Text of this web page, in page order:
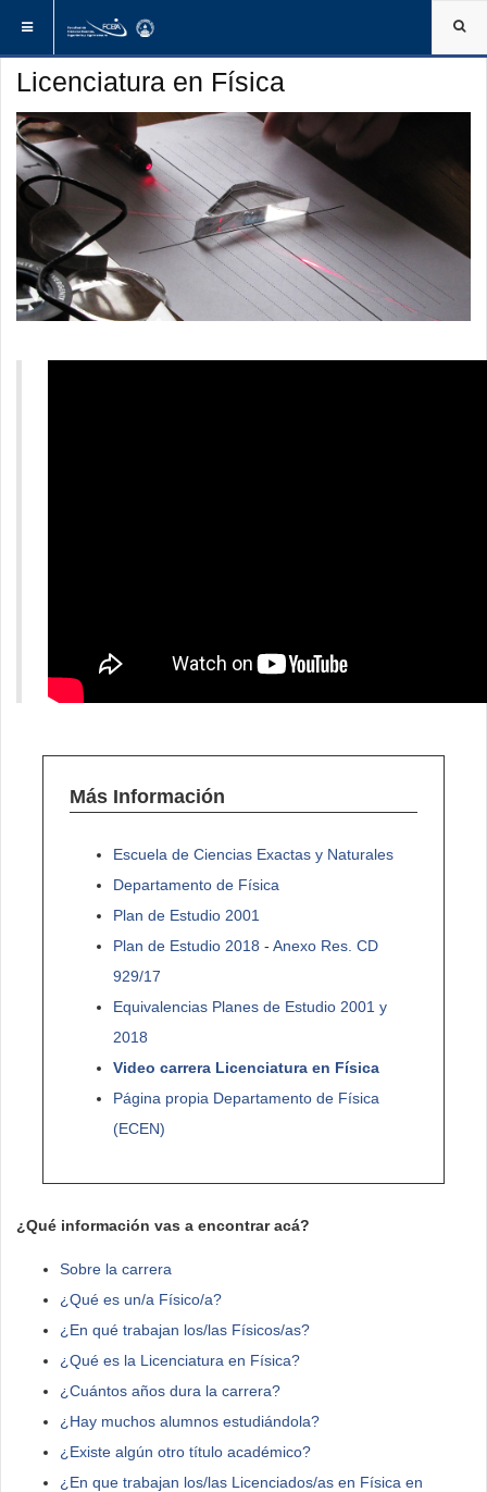
ESTÁ AQUÍ: INICIO
Licenciatura en Física
Más Información
Escuela de Ciencias Exactas y Naturales
Departamento de Física
Plan de Estudio 2001
Plan de Estudio 2018 - Anexo Res. CD
929/17
Equivalencias Planes de Estudio 2001 y
2018
Video carrera Licenciatura en Física
Página propia Departamento de Física
(ECEN)
¿Qué información vas a encontrar acá?
Sobre la carrera
¿Qué es un/a Físico/a?
¿En qué trabajan los/las Físicos/as?
¿Qué es la Licenciatura en Física?
¿Cuántos años dura la carrera?
¿Hay muchos alumnos estudiándola?
¿Existe algún otro título académico?
¿En que trabajan los/las Licenciados/as en Física en